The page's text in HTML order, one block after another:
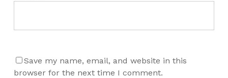
Save my name, email, and website in this
browser for the next time I comment.